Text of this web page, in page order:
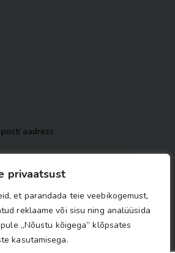
privaatsust
et parandada teie veebikogemust,
reklaame või sisu ning analüüsida
„Nõustu kõigega” klõpsates
kasutamisega.